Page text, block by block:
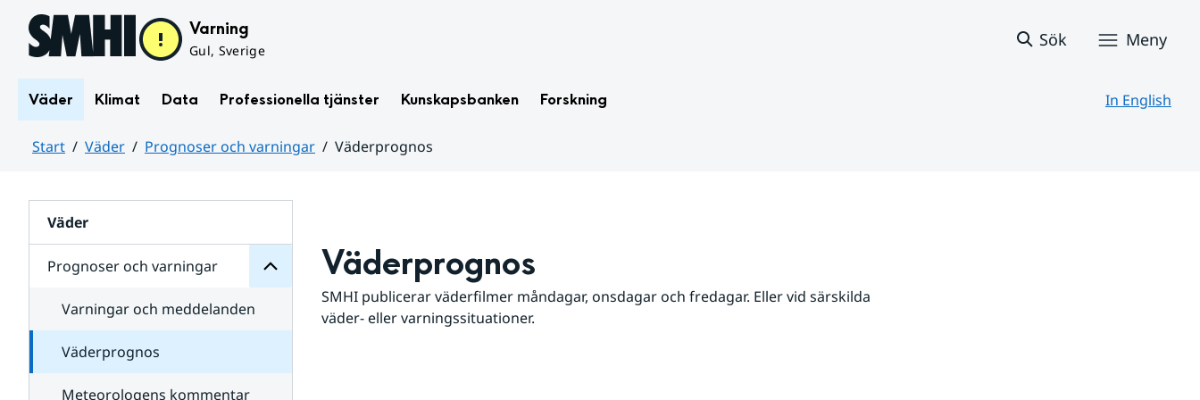
Hoppa till sidans innehåll Varning
Gul, Sverige
Sök Meny
Väder Klimat Data Professionella tjänster Kunskapsbanken Forskning In English
Start Väder Prognoser och varningar
Väderprognos
Väder
Prognoser och varningar
för
varningar
Varningar och meddelanden
Väderprognos
Meteorologens kommentar
Väderprognos
SMHI publicerar väderfilmer måndagar, onsdagar och fredagar. Eller vid särskilda
väder- eller varningssituationer.